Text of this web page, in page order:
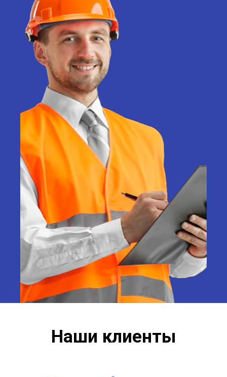
Наши клиенты